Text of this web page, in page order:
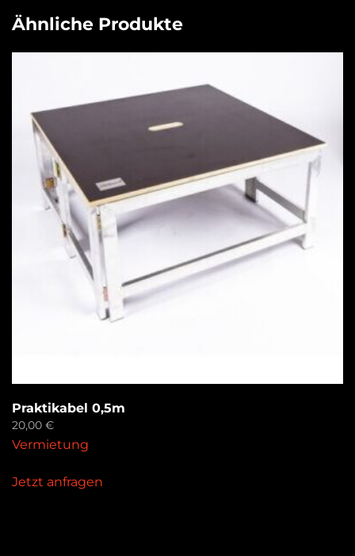
Ähnliche Produkte
Praktikabel 0,5m
20,00 €
Vermietung
Jetzt anfragen